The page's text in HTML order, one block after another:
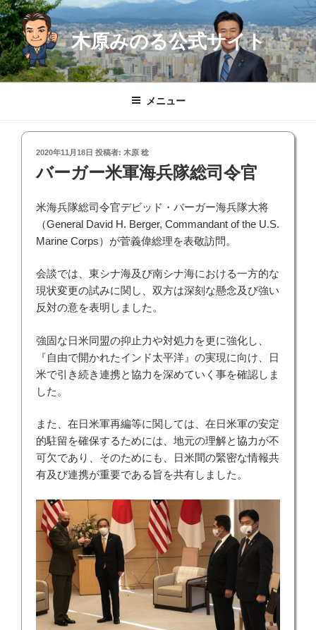
コ
ン
テ
ン
ツ
木原みのる公式サイト
メニュー
投
日:
2020年11月18日 投稿者: 木原 稔
バーガー米軍海兵隊総司令官
米海兵隊総司令官デビッド・バーガー海兵隊大将
（General David H. Berger, Commandant of the U.S.
Marine Corps）が菅義偉総理を表敬訪問。
会談では、東シナ海及び南シナ海における一方的な
現状変更の試みに関し、双方は深刻な懸念及び強い
反対の意を表明しました。
強固な日米同盟の抑止力や対処力を更に強化し、
『自由で開かれたインド太平洋』の実現に向け、日
米で引き続き連携と協力を深めていく事を確認しま
した。
また、在日米軍再編等に関しては、在日米軍の安定
的駐留を確保するためには、地元の理解と協力が不
可欠であり、そのためにも、日米間の緊密な情報共
有及び連携が重要である旨を共有しました。